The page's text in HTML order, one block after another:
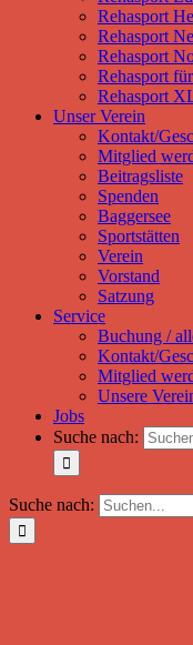
Rehasport
Rehasport
Rehasport
Rehasport
Rehasport
Unser Verein
Kontakt/
Mitglied
Beitragsliste
Spenden
Baggersee
Sportstätten
Verein
Vorstand
Satzung
Service
Buchung /
Kontakt/
Mitglied
Unsere
Jobs
Suche nach:
Suche nach: